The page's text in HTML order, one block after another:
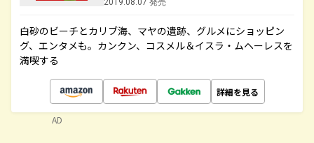
2019.08.07 発売
白砂のビーチとカリブ海、マヤの遺跡、グルメにショッピン
グ、エンタメも。カンクン、コスメル＆イスラ・ムヘーレスを
満喫する
詳細を見る
AD